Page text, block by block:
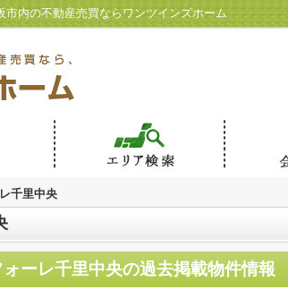
内の不動産売買ならワンツインズホーム
千里中央
ーレ千里中央の過去掲載物件情報